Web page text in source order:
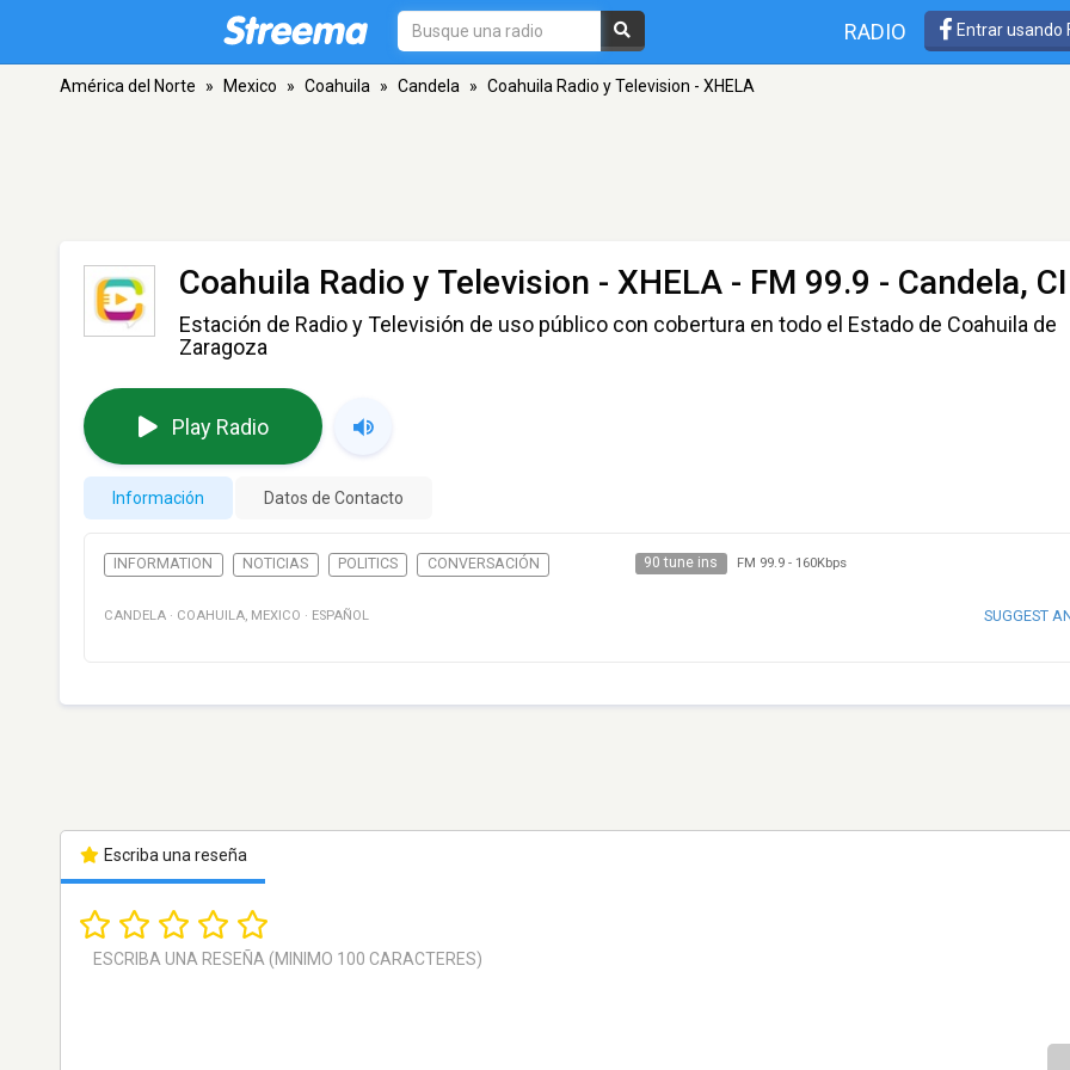
RADIO Entrar usando
América del Norte » Mexico » Coahuila » Candela » Coahuila Radio y Television - XHELA
Coahuila Radio y Television - XHELA - FM 99.9 - Candela, CI
Estación de Radio y Televisión de uso público con cobertura en todo el Estado de Coahuila de
Zaragoza
Play Radio
Información Datos de Contacto
INFORMATION NOTICIAS POLITICS CONVERSACIÓN 90 tune ins FM 99.9- 160Kbps
CANDELA · COAHUILA, MEXICO · ESPAÑOL SUGGEST
Escriba una reseña